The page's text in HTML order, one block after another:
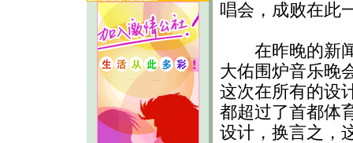
唱会，成败在此
在昨晚的新闻
大佑围炉音乐晚
这次在所有的设
都超过了首都体
设计，换言之，